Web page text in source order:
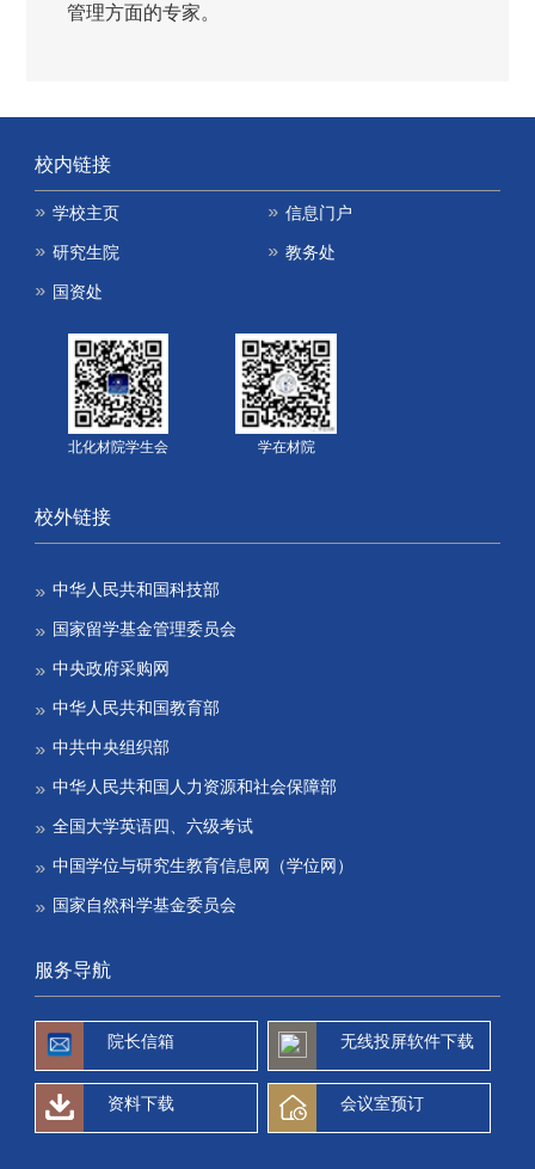
管理方面的专家。
校内链接
学校主页 信息门户
研究生院 教务处
国资处
北化材院学生会 学在材院
校外链接
中华人民共和国科技部
国家留学基金管理委员会
中央政府采购网
中华人民共和国教育部
中共中央组织部
中华人民共和国人力资源和社会保障部
全国大学英语四、六级考试
中国学位与研究生教育信息网（学位网）
国家自然科学基金委员会
服务导航
院长信箱 无线投屏软件下载
资料下载 会议室预订